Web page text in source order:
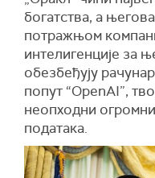
богатства, а
потражњом
интелигенције за
обезбеђују
попут “OpenAI”,
неопходни
података.